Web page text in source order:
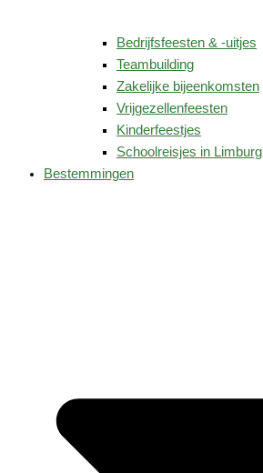
Bedrijfsfeesten & -uitjes
Teambuilding
Zakelijke bijeenkomsten
Vrijgezellenfeesten
Kinderfeestjes
Schoolreisjes in Limburg
Bestemmingen